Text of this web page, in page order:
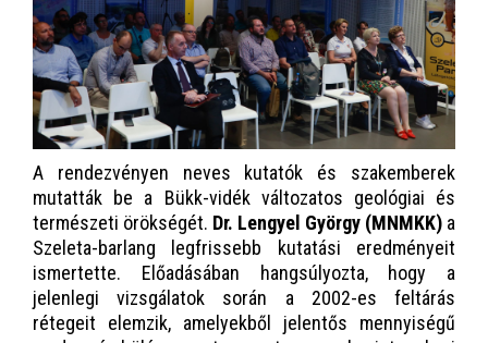
A rendezvényen neves kutatók és szakemberek
mutatták be a Bükk-vidék változatos geológiai és
természeti örökségét. Dr. Lengyel György (MNMKK) a
Szeleta-barlang legfrissebb kutatási eredményeit
ismertette. Előadásában hangsúlyozta, hogy a
jelenlegi vizsgálatok során a 2002-es feltárás
rétegeit elemzik, amelyekből jelentős mennyiségű